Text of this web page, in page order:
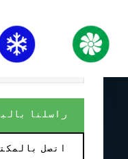
الظهران،
راسلنا
اتصل